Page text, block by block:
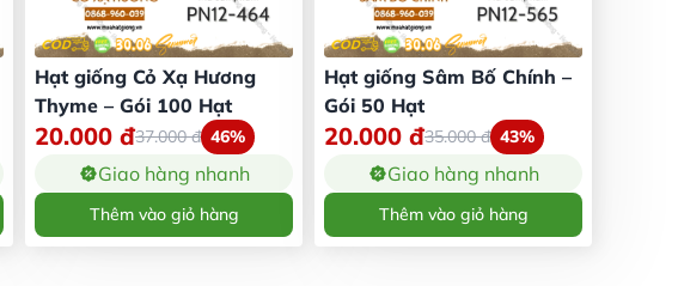
Hạt giống Cỏ Xạ Hương
Thyme – Gói 100 Hạt
20.000 đ37.000đ 46%
Giao hàng nhanh
Thêm vào giỏ hàng
Hạt giống Sâm Bố Chính –
Gói 50 Hạt
20.000 đ35.000đ 43%
Giao hàng nhanh
Thêm vào giỏ hàng